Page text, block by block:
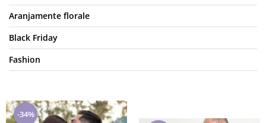
Aranjamente florale
Black Friday
Fashion
-34%